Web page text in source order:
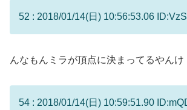
52 : 2018/01/14(日) 10:56:53.06
んなもんミラが頂点に決まってるやんけ
54 : 2018/01/14(日) 10:59:51.90